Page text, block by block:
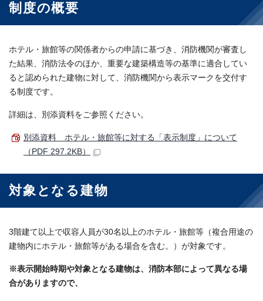
制度の概要
ホテル・旅館等の関係者からの申請に基づき、消防機関が審査し
た結果、消防法令のほか、重要な建築構造等の基準に適合してい
ると認められた建物に対して、消防機関から表示マークを交付す
る制度です。
詳細は、別添資料をご参照ください。
別添資料 ホテル・旅館等に対する「表示制度」について
（PDF 297.2KB）
対象となる建物
3階建て以上で収容人員が30名以上のホテル・旅館等（複合用途の
建物内にホテル・旅館等がある場合を含む。）が対象です。
※表示開始時期や対象となる建物は、消防本部によって異なる場
合がありますので、